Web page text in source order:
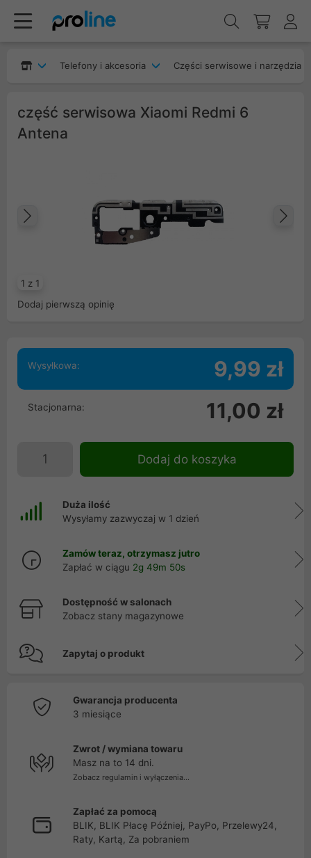
Telefony i akcesoria Części serwisowe i narzędzia
część serwisowa Xiaomi Redmi 6
Antena
1 z 1
Poprzedni
Dodaj pierwszą opinię
Wysyłkowa: 9,99 zł
Stacjonarna: 11,00 zł
Dodaj do koszyka
Duża ilość
Wysyłamy zazwyczaj w 1 dzień
Zamów teraz, otrzymasz jutro
Zapłać w ciągu 2g 49m 50s
Dostępność w salonach
Zobacz stany magazynowe
Zapytaj o produkt
Gwarancja producenta
3 miesiące
Zwrot / wymiana towaru
Masz na to 14 dni.
Zobacz regulamin i wyłączenia...
Zapłać za pomocą
BLIK, BLIK Płacę Później, PayPo, Przelewy24,
Raty, Kartą, Za pobraniem